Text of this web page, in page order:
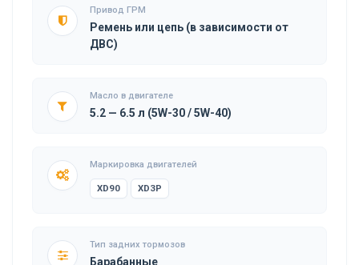
Привод ГРМ
Ремень или цепь (в зависимости от
ДВС)
Масло в двигателе
5.2 — 6.5 л (5W-30 / 5W-40)
Маркировка двигателей
XD90 XD3P
Тип задних тормозов
Барабанные